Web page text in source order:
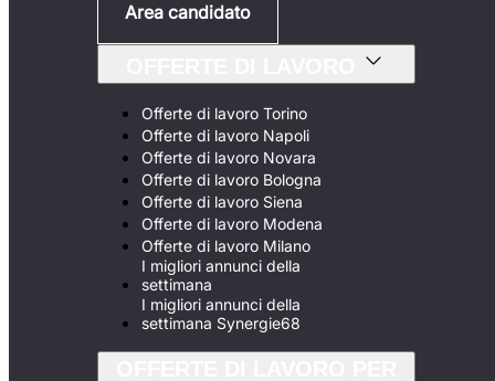
Area candidato
Offerte di lavoro Torino
Offerte di lavoro Napoli
Offerte di lavoro Novara
Offerte di lavoro Bologna
Offerte di lavoro Siena
Offerte di lavoro Modena
Offerte di lavoro Milano
I migliori annunci della
settimana
I migliori annunci della
settimana Synergie68